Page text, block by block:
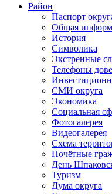
Район
Паспорт
Общая
История
Символика
Экстренные
Телефоны
СМИ округа
Экономика
Социальная
Фотогалерея
Видеогалерея
Схема
Почётные
День
Туризм
Дума округа